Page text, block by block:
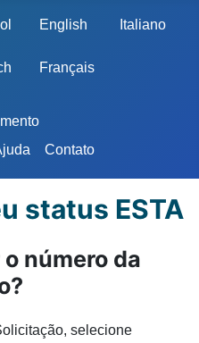
o seu idioma
English Italiano
Français
Contato
status ESTA
número da
selecione